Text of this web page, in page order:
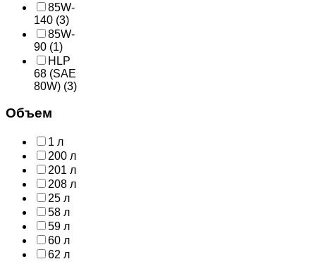
85W-
140 (3)
85W-
90 (1)
HLP
68 (SAE
80W) (3)
Объем
1 л
200 л
201 л
208 л
25 л
58 л
59 л
60 л
62 л